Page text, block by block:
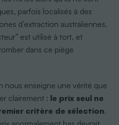
parfois localisés à des
d’extraction australiennes.
est utilisé à tort, et
dans ce piège
nous enseigne une vérité que
clairement : le prix seul ne
critère de sélection.